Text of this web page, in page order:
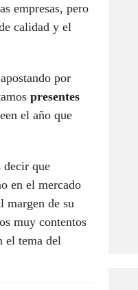
empresas, pero
calidad y el
por
presentes
el año que
decir que
en el mercado
margen de su
muy contentos
el tema del